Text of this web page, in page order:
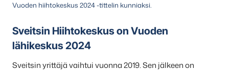
Vuoden hiihtokeskus 2024 -tittelin kunniaksi.
Sveitsin Hiihtokeskus on Vuoden
lähikeskus 2024
Sveitsin yrittäjä vaihtui vuonna 2019. Sen jälkeen on